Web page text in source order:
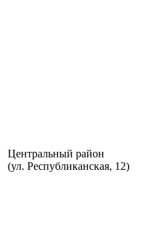
Центральный район
(ул. Республиканская, 12)